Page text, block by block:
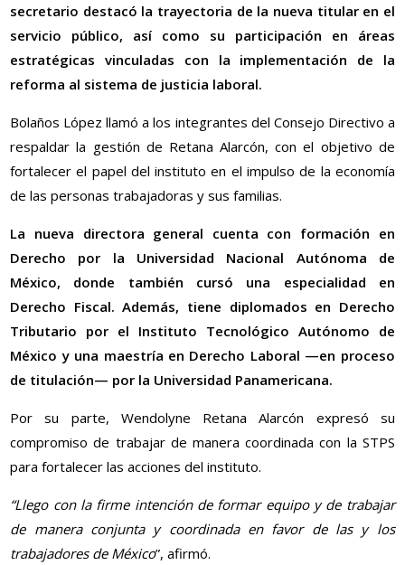
secretario destacó la trayectoria de la nueva titular en el
servicio público, así como su participación en áreas
estratégicas vinculadas con la implementación de la
reforma al sistema de justicia laboral.
Bolaños López llamó a los integrantes del Consejo Directivo a
respaldar la gestión de Retana Alarcón, con el objetivo de
fortalecer el papel del instituto en el impulso de la economía
de las personas trabajadoras y sus familias.
La nueva directora general cuenta con formación en
Derecho por la Universidad Nacional Autónoma de
México, donde también cursó una especialidad en
Derecho Fiscal. Además, tiene diplomados en Derecho
Tributario por el Instituto Tecnológico Autónomo de
México y una maestría en Derecho Laboral —en proceso
de titulación— por la Universidad Panamericana.
Por su parte, Wendolyne Retana Alarcón expresó su
compromiso de trabajar de manera coordinada con la STPS
para fortalecer las acciones del instituto.
“Llego con la firme intención de formar equipo y de trabajar
de manera conjunta y coordinada en favor de las y los
trabajadores de México”, afirmó.